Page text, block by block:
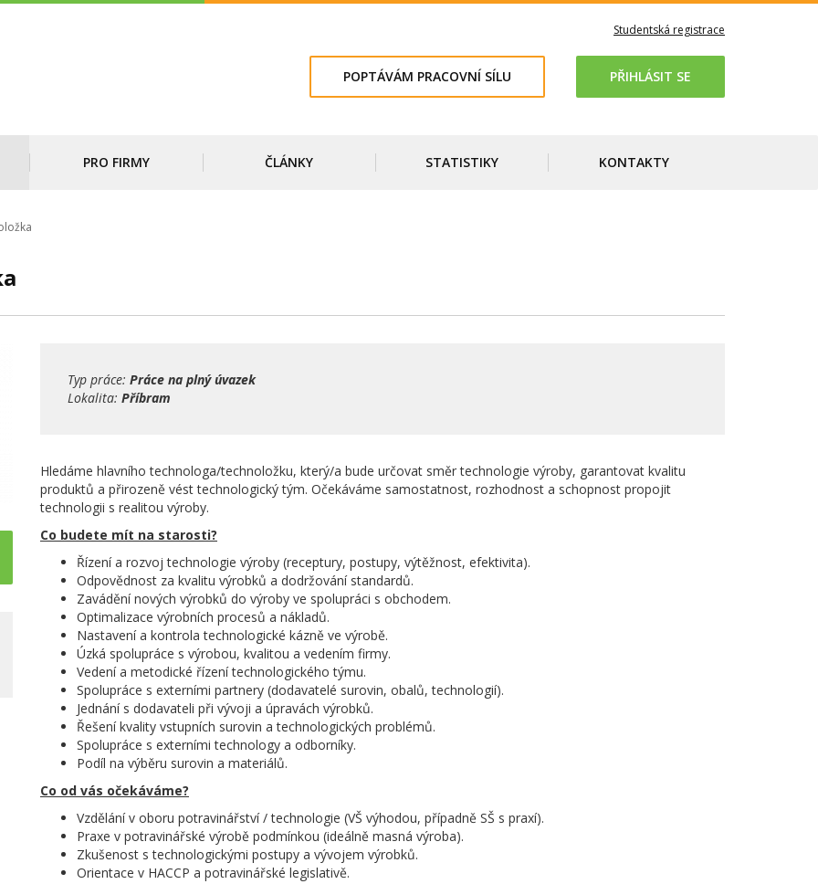
Studentská registrace
POPTÁVÁM PRACOVNÍ SÍLU PŘIHLÁSIT SE
PRO FIRMY ČLÁNKY STATISTIKY KONTAKTY
Typ práce: Práce na plný úvazek
Lokalita: Příbram
Hledáme hlavního technologa/technoložku, který/a bude určovat směr technologie výroby, garantovat kvalitu
produktů a přirozeně vést technologický tým. Očekáváme samostatnost, rozhodnost a schopnost propojit
technologii s realitou výroby.
Co budete mít na starosti?
Řízení a rozvoj technologie výroby (receptury, postupy, výtěžnost, efektivita).
Odpovědnost za kvalitu výrobků a dodržování standardů.
Zavádění nových výrobků do výroby ve spolupráci s obchodem.
Optimalizace výrobních procesů a nákladů.
Nastavení a kontrola technologické kázně ve výrobě.
Úzká spolupráce s výrobou, kvalitou a vedením firmy.
Vedení a metodické řízení technologického týmu.
Spolupráce s externími partnery (dodavatelé surovin, obalů, technologií).
Jednání s dodavateli při vývoji a úpravách výrobků.
Řešení kvality vstupních surovin a technologických problémů.
Spolupráce s externími technology a odborníky.
Podíl na výběru surovin a materiálů.
Co od vás očekáváme?
Vzdělání v oboru potravinářství / technologie (VŠ výhodou, případně SŠ s praxí).
Praxe v potravinářské výrobě podmínkou (ideálně masná výroba).
Zkušenost s technologickými postupy a vývojem výrobků.
Orientace v HACCP a potravinářské legislativě.